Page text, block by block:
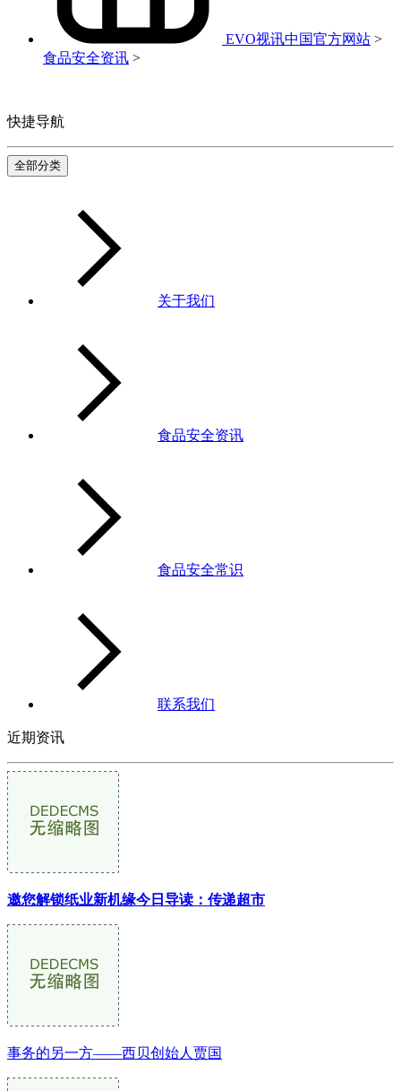
EVO视讯中国官方网站 >
食品安全资讯 >
快捷导航
全部分类
关于我们
食品安全资讯
食品安全常识
联系我们
近期资讯
邀您解锁纸业新机缘今日导读：传递超市
事务的另一方——西贝创始人贾国